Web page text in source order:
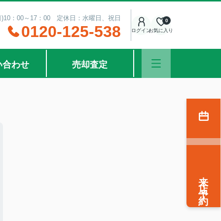
：00～17：00 定休日：水曜日、祝日
0120-125-538 ログインお気に入り
0
合わせ 売却査定
来店予約